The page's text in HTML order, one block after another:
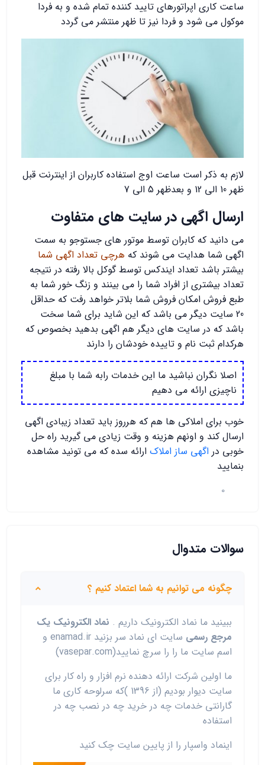
ساعت کاری اپراتورهای تایید کننده تمام شده و به فردا
موکول می شود و فردا نیز تا ظهر منتشر می گردد
لازم به ذکر است ساعت اوج استفاده کاربران از اینترنت قبل
ظهر 10 الی 12 و بعدظهر 5 الی 7
ارسال اگهی در سایت های متفاوت
می دانید که کابران توسط موتور های جستوجو به سمت
اگهی شما هدایت می شوند که هرچی تعداد اگهی شما
بیشتر باشد تعداد ایندکس توسط گوکل بالا رفته در نتیجه
تعداد بیشتری از افراد شما را می بینند و زنگ خور شما به
طبع فروش امکان فروش شما بلاتر خواهد رفت که حداقل
20 سایت دیگر می باشد که این شاید برای شما سخت
باشد که در سایت های دیگر هم اگهی بدهید بخصوص که
هرکدام ثبت نام و تاییده خودشان را دارند
اصلا نگران نباشید ما این خدمات رابه شما با مبلغ
ناچیزی ارائه می دهیم
خوب برای املاکی ها هم که هرروز باید تعداد زیبادی اگهی
ارسال کند و اونهم هزینه و وقت زیادی می گیرید راه حل
خوبی در اگهی ساز املاک ارائه سده که می تونید مشاهده
بنمایید
0
سوالات متدوال
چگونه می توانیم به شما اعتماد کنیم ؟
ببینید ما نماد الکترونیک داریم . نماد الکترونیک یک
مرجع رسمی
سایت ای نماد سر بزنید enamad.ir و
اسم سایت ما را را سرچ نمایید(vasepar.com)
ما اولین شرکت ارائه دهنده نرم افزار و راه کار برای
سایت دیوار بودیم (از 1396 )که سرلوحه کاری ما
گارانتی خدمات چه در خرید چه در نصب چه در
استفاده
اینماد واسپار را از پایین سایت چک کنید